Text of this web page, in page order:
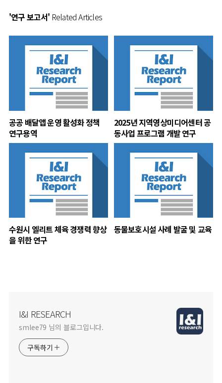
'연구 보고서' Related Articles
공공 배달앱 운영 활성화 정책
연구용역
2025년 지역영상미디어센터 공
동사업 프로그램 개발 연구
수원시 엘리트 체육 경쟁력 향상
을 위한 연구
동물보호시설 사례 발굴 및 교육
I&I RESEARCH
smlee79 님의 블로그입니다.
구독하기